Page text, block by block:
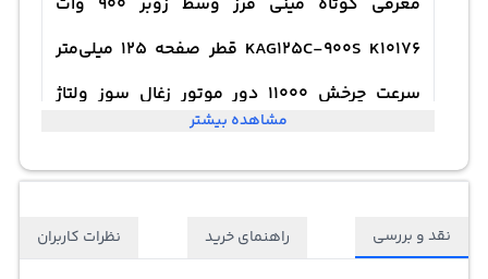
KAG125C-900S K10176 قطر صفحه 125 میلی‌متر
سرعت چرخش 11000 دور موتور زغال سوز ولتاژ
خاص
مشاهده بیشتر
نقد و بررسی راهنمای خرید نظرات کاربران